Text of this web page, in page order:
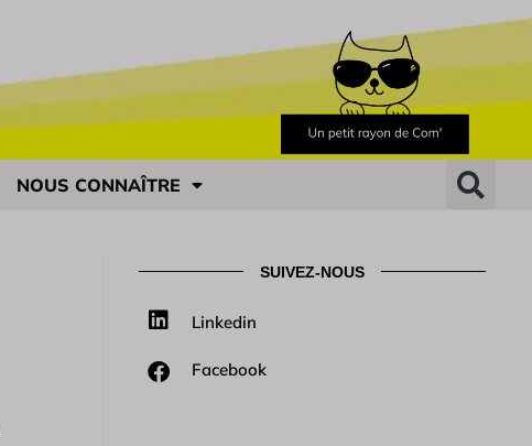
NOUS CONNAÎTRE
SUIVEZ-NOUS
Linkedin
Facebook